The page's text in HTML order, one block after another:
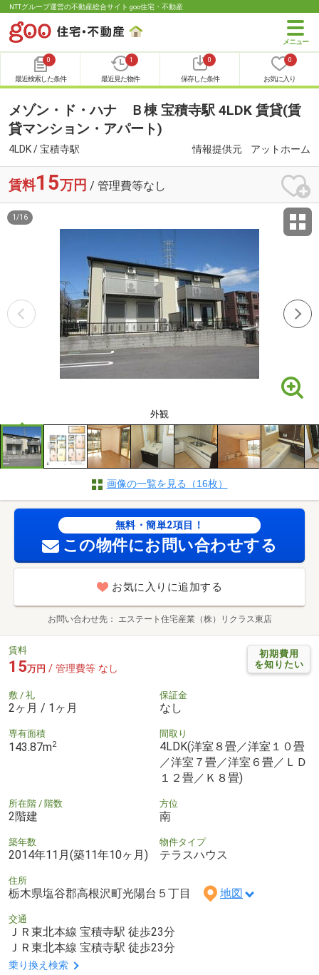
NTTグループ運営の不動産総合サイト goo住宅・不動産
0
最近検索した条件
1
最近見た物件
0
保存した条件
0
お気に入り
メゾン・ド・ハナ Ｂ棟 宝積寺駅 4LDK 賃貸(賃
貸マンション・アパート)
4LDK / 宝積寺駅 情報提供元 アットホーム
賃料15万円 / 管理費等なし
外観
1 /16
画像の一覧を見る（16枚）
無料・簡単2項目！
この物件にお問い合わせする
お気に入りに追加する
お問い合わせ先 エステート住宅産業（株）リクラス東店
初期費用
を知りたい
賃料
15万円 / 管理費等 なし
敷 / 礼
2ヶ月 / 1ヶ月
保証金
なし
専有面積
143.87m2
間取り
4LDK(洋室８畳／洋室１０畳
／洋室７畳／洋室６畳／ＬＤ
１２畳／Ｋ８畳)
所在階 / 階数
2階建
方位
南
築年数
2014年11月(築11年10ヶ月)
物件タイプ
テラスハウス
住所
栃木県塩谷郡高根沢町光陽台５丁目 地図
交通
ＪＲ東北本線 宝積寺駅 徒歩23分
ＪＲ東北本線 宝積寺駅 徒歩23分
乗り換え検索